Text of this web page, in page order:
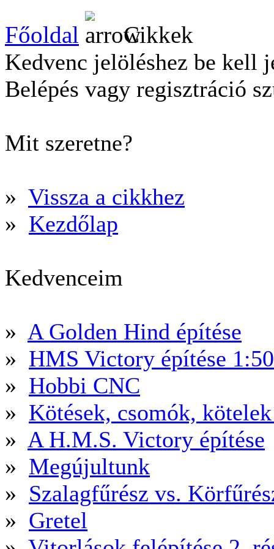
Főoldal Cikkek
Kedvenc jelöléshez be kell
Belépés vagy regisztráció
Mit szeretne?
» Vissza a cikkhez
» Kezdőlap
Kedvenceim
» A Golden Hind építése
» HMS Victory építése
» Hobbi CNC
» Kötések, csomók,
» A H.M.S. Victory építése
» Megújultunk
» Szalagfűrész vs.
» Gretel